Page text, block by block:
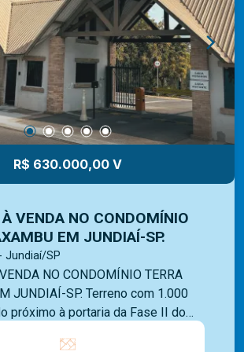
R$ 630.000,00 V
VENDA NO CONDOMÍNIO
EM JUNDIAÍ-SP.
Jundiaí/SP
NO CONDOMÍNIO TERRA
SP. Terreno com 1.000
próximo à portaria da Fase II do